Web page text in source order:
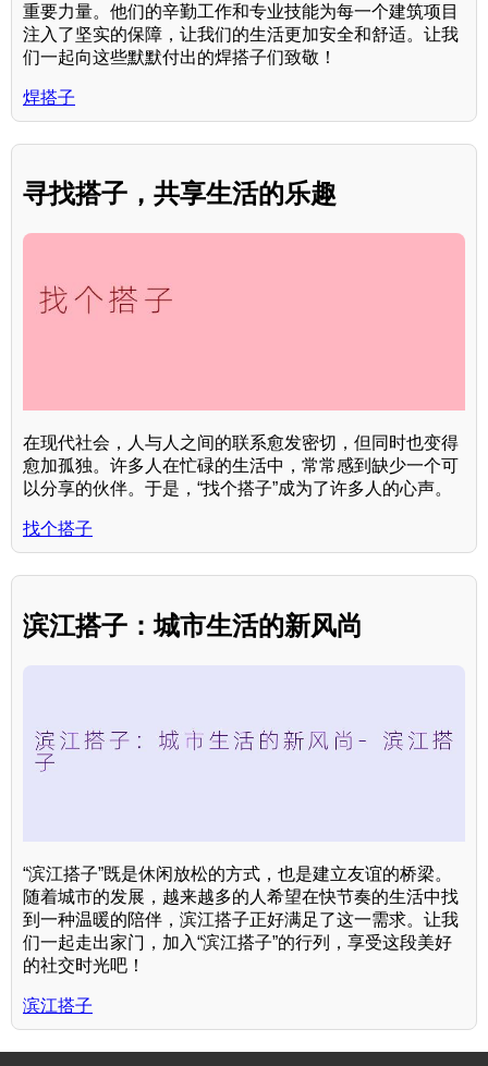
重要力量。他们的辛勤工作和专业技能为每一个建筑项目
注入了坚实的保障，让我们的生活更加安全和舒适。让我
们一起向这些默默付出的焊搭子们致敬！
焊搭子
寻找搭子，共享生活的乐趣
在现代社会，人与人之间的联系愈发密切，但同时也变得
愈加孤独。许多人在忙碌的生活中，常常感到缺少一个可
以分享的伙伴。于是，“找个搭子”成为了许多人的心声。
找个搭子
滨江搭子：城市生活的新风尚
“滨江搭子”既是休闲放松的方式，也是建立友谊的桥梁。
随着城市的发展，越来越多的人希望在快节奏的生活中找
到一种温暖的陪伴，滨江搭子正好满足了这一需求。让我
们一起走出家门，加入“滨江搭子”的行列，享受这段美好
的社交时光吧！
滨江搭子